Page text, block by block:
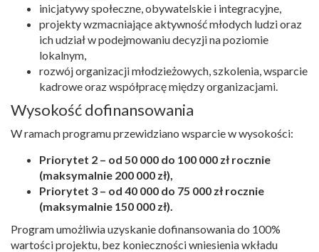
inicjatywy społeczne, obywatelskie i integracyjne,
projekty wzmacniające aktywność młodych ludzi oraz
ich udział w podejmowaniu decyzji na poziomie
lokalnym,
rozwój organizacji młodzieżowych, szkolenia, wsparcie
kadrowe oraz współpracę między organizacjami.
Wysokość dofinansowania
W ramach programu przewidziano wsparcie w wysokości:
Priorytet 2 – od 50 000 do 100 000 zł rocznie
(maksymalnie 200 000 zł),
Priorytet 3 – od 40 000 do 75 000 zł rocznie
(maksymalnie 150 000 zł).
Program umożliwia uzyskanie dofinansowania do 100%
wartości projektu, bez konieczności wniesienia wkładu